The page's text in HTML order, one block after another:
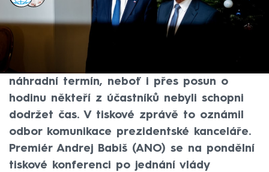
Prezident Petr Pavel zrušil na pondělí
plánovanou schůzku nejvyšších ústavních
činitelů na Pražském hradě. Bude hledat
náhradní termín, neboť i přes posun o
hodinu někteří z účastníků nebyli schopni
dodržet čas. V tiskové zprávě to oznámil
odbor komunikace prezidentské kanceláře.
Premiér Andrej Babiš (ANO) se na pondělní
tiskové konferenci po jednání vlády